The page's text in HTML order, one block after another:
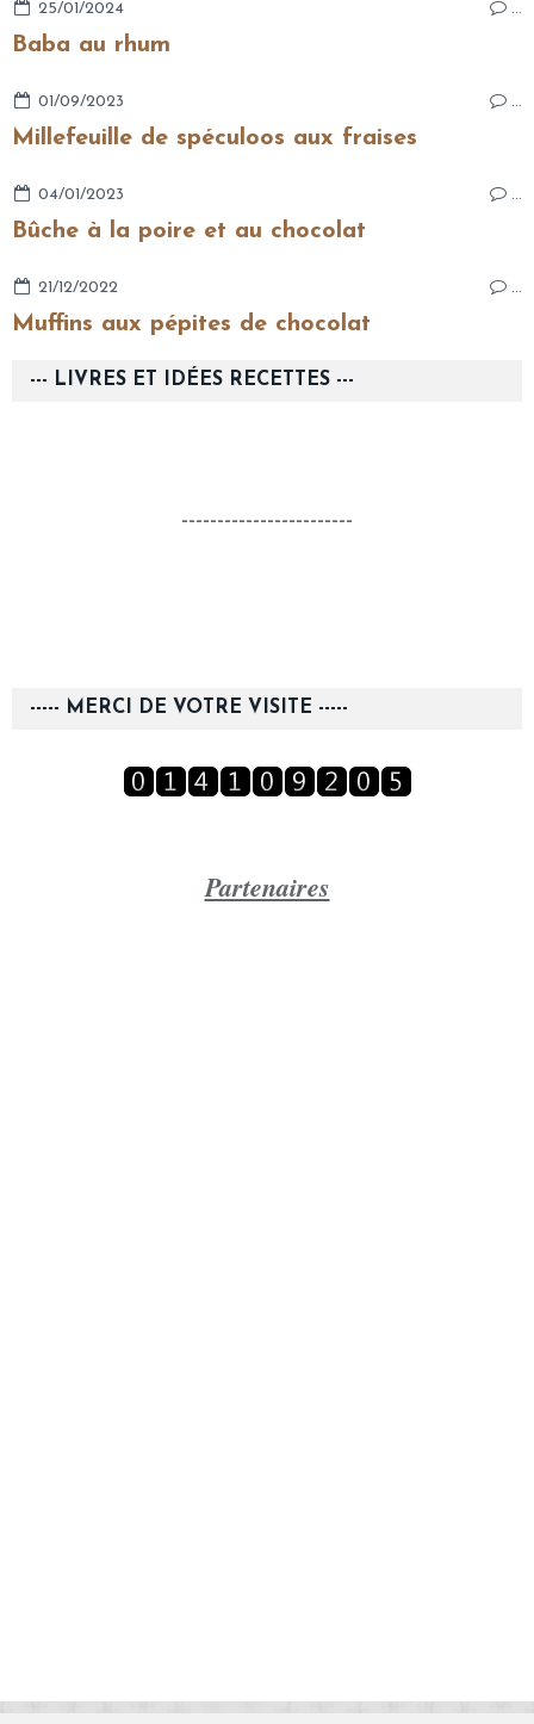
25/01/2024 …
Baba au rhum
01/09/2023 …
Millefeuille de spéculoos aux fraises
04/01/2023 …
Bûche à la poire et au chocolat
21/12/2022
Muffins aux pépites de chocolat
--- LIVRES ET IDÉES RECETTES ---
------------------------
----- MERCI DE VOTRE VISITE -----
Partenaires